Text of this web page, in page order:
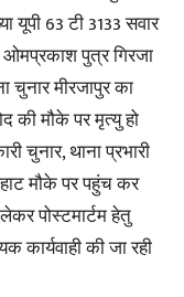
यूपी 63 टी 3133 सवार
ओमप्रकाश पुत्र गिरजा
चुनार मीरजापुर का
की मौके पर मृत्यु हो
चुनार, थाना प्रभारी
मौके पर पहुंच कर
पोस्टमार्टम हेतु
की जा रही